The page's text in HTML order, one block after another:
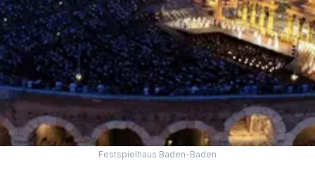
SITZPLAN HOTELS
ANREISE
Festspielhaus Baden-Baden